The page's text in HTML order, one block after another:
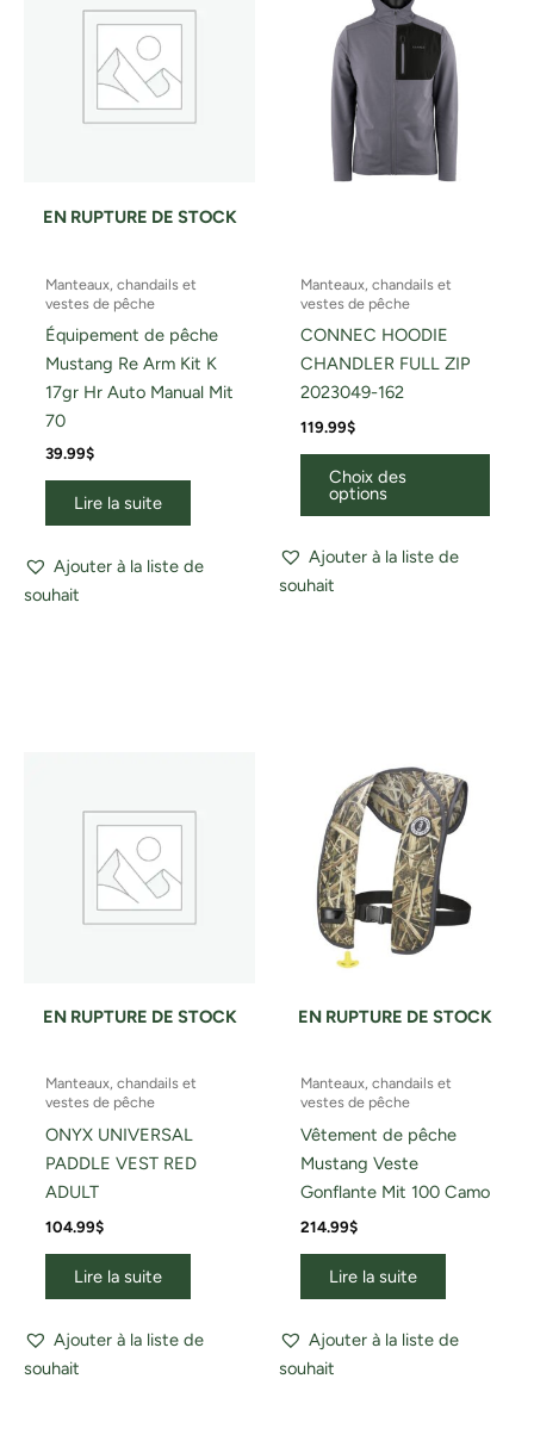
EN RUPTURE DE STOCK
Manteaux, chandails et
vestes de pêche
Équipement de pêche
Mustang Re Arm Kit K
17gr Hr Auto Manual Mit
70
39.99$
Lire la suite
Ajouter à la liste de
souhait
Manteaux, chandails et
vestes de pêche
CONNEC HOODIE
CHANDLER FULL ZIP
2023049-162
119.99$
Choix des
options
Ajouter à la liste de
souhait
EN RUPTURE DE STOCK
Manteaux, chandails et
vestes de pêche
ONYX UNIVERSAL
PADDLE VEST RED
ADULT
104.99$
Lire la suite
Ajouter à la liste de
souhait
EN RUPTURE DE STOCK
Manteaux, chandails et
vestes de pêche
Vêtement de pêche
Mustang Veste
Gonflante Mit 100 Camo
214.99$
Lire la suite
Ajouter à la liste de
souhait